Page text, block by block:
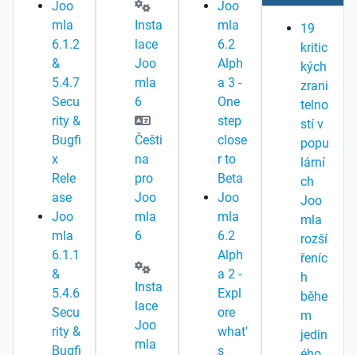
Joo
mla
6.1.2
&
5.4.7
Secu
rity &
Bugfi
x
Rele
ase
Joo
mla
6.1.1
&
5.4.6
Secu
rity &
Bugfi
Insta
lace
Joo
mla
6
Češti
na
pro
Joo
mla
6
Insta
lace
Joo
mla
Joo
mla
6.2
Alph
a 3 -
One
step
close
r to
Beta
Joo
mla
6.2
Alph
a 2 -
Expl
ore
what'
s
19
kritic
kých
zrani
telno
stí v
popu
lární
ch
Joo
mla
rozší
řeníc
h
běhe
m
jedin